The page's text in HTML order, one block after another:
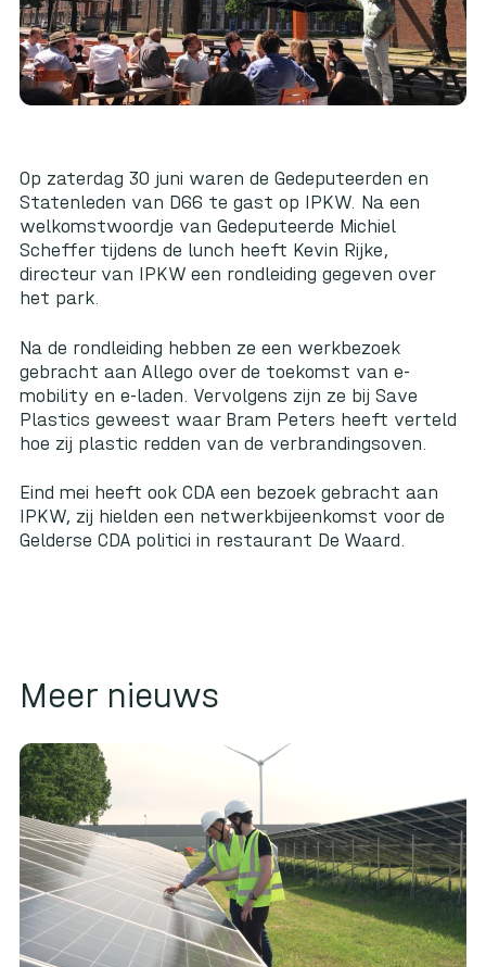
Op zaterdag 30 juni waren de Gedeputeerden en
Statenleden van D66 te gast op IPKW. Na een
welkomstwoordje van Gedeputeerde Michiel
Scheffer tijdens de lunch heeft Kevin Rijke,
directeur van IPKW een rondleiding gegeven over
het park.
Na de rondleiding hebben ze een werkbezoek
gebracht aan Allego over de toekomst van e-
mobility en e-laden. Vervolgens zijn ze bij Save
Plastics geweest waar Bram Peters heeft verteld
hoe zij plastic redden van de verbrandingsoven.
Eind mei heeft ook CDA een bezoek gebracht aan
IPKW, zij hielden een netwerkbijeenkomst voor de
Gelderse CDA politici in restaurant De Waard.
Meer nieuws